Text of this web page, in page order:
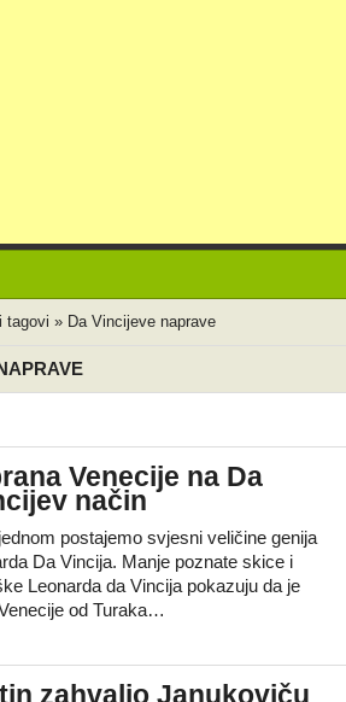
tagovi » Da Vincijeve naprave
Venecije na Da
način
postajemo svjesni veličine genija
Da Vincija. Manje poznate skice i
Leonarda da Vincija pokazuju da je
od Turaka…
zahvalio Janukoviču